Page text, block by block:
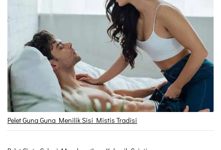
Pelet Guna Guna Menilik Sisi Mistis Tradisi